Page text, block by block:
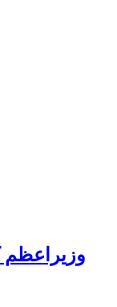
وزیراعظم